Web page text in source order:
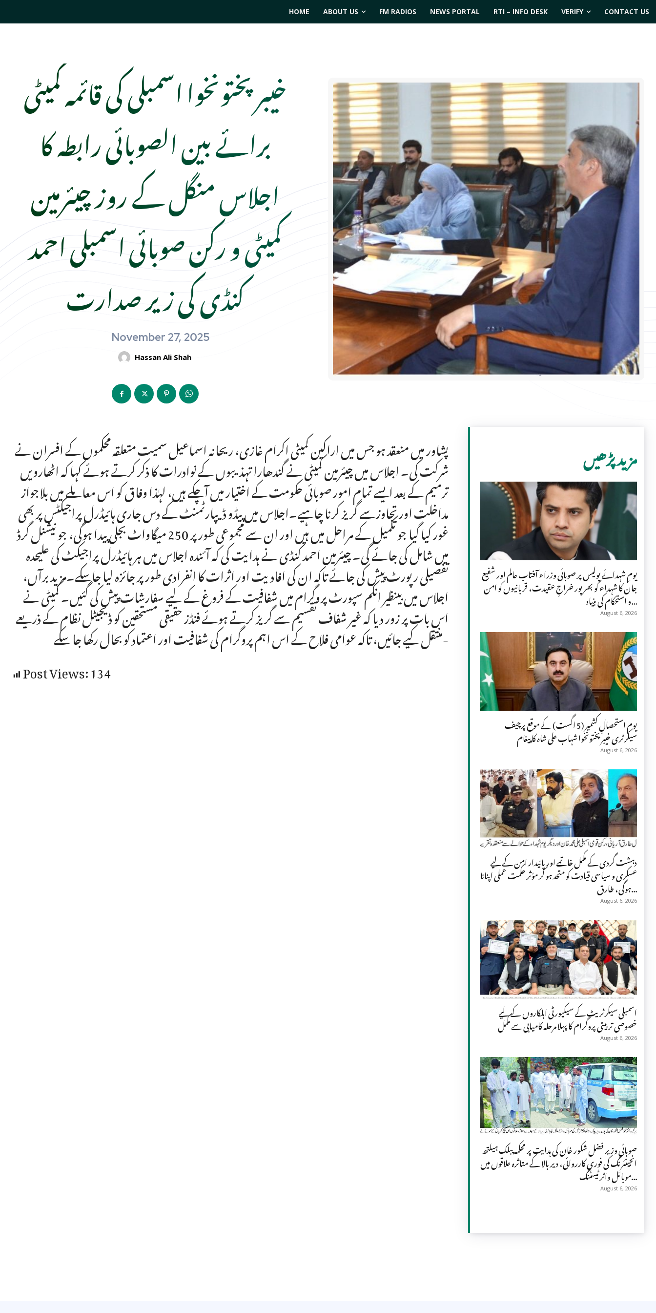
HOME ABOUT US FM RADIOS NEWS PORTAL RTI – INFO DESK VERIFY CONTACT US
خیبر پختونخوا اسمبلی کی قائمہ کمیٹی
برائے بین الصوبائی رابطہ کا
اجلاس منگل کے روز چیئرمین
کمیٹی و رکن صوبائی اسمبلی احمد
کنڈی کی زیر صدارت
November 27, 2025
Hassan Ali Shah
پشاور میں منعقد ہو جس میں اراکین کمیٹی اکرام غازی، ریحانہ اسماعیل سمیت متعلقہ محکموں کے افسران نے
شرکت کی۔ اجلاس میں چیئرمین کمیٹی نے گندھارا تہذیبوں کے نوادرات کا ذکر کرتے ہوئے کہا کہ اٹھارویں
ترمیم کے بعد ایسے تمام امور صوبائی حکومت کے اختیار میں آچکے ہیں، لہٰذا وفاق کو اس معاملے میں بلاجواز
مداخلت اور تجاوزسے گریز کرنا چاہیے۔اجلاس میں پیڈو ڈیپارٹمنٹ کے دس جاری ہائیڈرل پراجیکٹس پر بھی
غور کیا گیا جو تکمیل کے مراحل میں ہیں اور ان سے مجموعی طور پر 250 میگاواٹ بجلی پیدا ہوگی، جو نیشنل گرڈ
میں شامل کی جائے گی۔ چیئرمین احمد کنڈی نے ہدایت کی کہ آئندہ اجلاس میں ہر ہائیڈرل پراجیکٹ کی علیحدہ
تفصیلی رپورٹ پیش کی جائے تاکہ ان کی افادیت اور اثرات کا انفرادی طور پر جائزہ لیا جاسکے۔مزید برآں،
اجلاس میں بینظیر انکم سپورٹ پروگرام میں شفافیت کے فروغ کے لیے سفارشات پیش کی گئیں۔ کمیٹی نے
اس بات پر زور دیا کہ غیر شفاف تقسیم سے گریز کرتے ہوئے فنڈز حقیقی مستحقین کو ڈیجیٹل نظام کے ذریعے
منتقل کیے جائیں، تاکہ عوامی فلاح کے اس اہم پروگرام کی شفافیت اور اعتماد کو بحال رکھا جا سکے-
Post Views:134
مزید پڑھیں
یومِ شہدائے پولیس پر صوبائی وزراء آفتاب عالم اور شفیع
جان کا شہداء کو بھرپور خراجِ عقیدت، قربانیوں کو امن
و استحکام کی بنیاد...
August 6, 2026
یومِ استحصالِ کشمیر (5 اگست) کے موقع پرچیف
سیکرٹری خیبر پختونخوا شہاب علی شاہ کا پیغام
August 6, 2026
دہشت گردی کے مکمل خاتمے اور پائیدار امن کے لیے
عسکری و سیاسی قیادت کو متحد ہو کر مؤثر حکمت عملی اپنانا
ہوگی، طارق...
August 6, 2026
اسمبلی سیکرٹریٹ کے سیکیورٹی اہلکاروں کے لیے
خصوصی تربیتی پروگرام کا پہلا مرحلہ کامیابی سے مکمل
August 6, 2026
صوبائی وزیر فضل شکور خان کی ہدایت پر محکمہ پبلک ہیلتھ
انجینئرنگ کی فوری کارروائی، دیر بالا کے متاثرہ علاقوں میں
موبائل واٹر ٹیسٹنگ...
August 6, 2026